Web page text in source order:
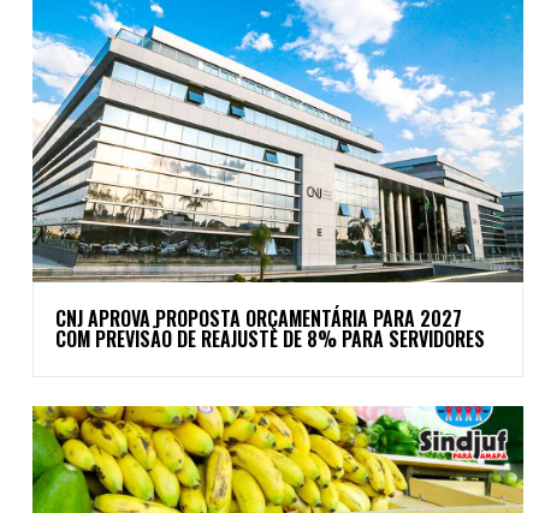
CNJ APROVA PROPOSTA ORÇAMENTÁRIA PARA 2027
COM PREVISÃO DE REAJUSTE DE 8% PARA SERVIDORES